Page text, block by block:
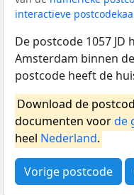
interactieve
De postcode 1057 JD
Amsterdam binnen
postcode heeft de
Download de
documenten voorde
heel Nederland.
Vorige postcode